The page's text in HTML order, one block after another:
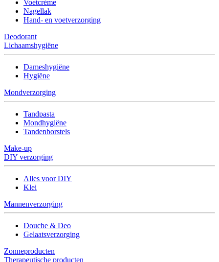
Voetcrème
Nagellak
Hand- en voetverzorging
Deodorant
Lichaamshygiëne
Dameshygiëne
Hygiëne
Mondverzorging
Tandpasta
Mondhygiëne
Tandenborstels
Make-up
DIY verzorging
Alles voor DIY
Klei
Mannenverzorging
Douche & Deo
Gelaatsverzorging
Zonneproducten
Therapeutische producten